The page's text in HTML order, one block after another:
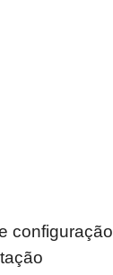
configuração